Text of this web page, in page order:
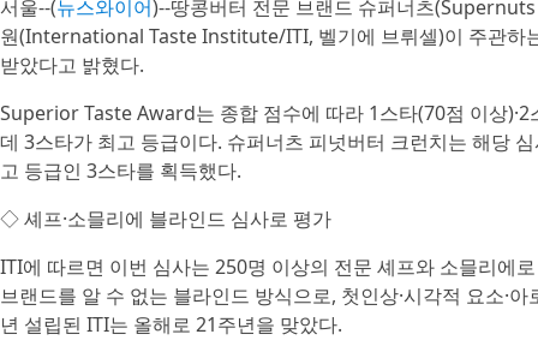
서울--(뉴스와이어)--땅콩버터 전문 브랜드 슈퍼너츠
원(International Taste Institute/ITI, 벨기에 브뤼셀)이 주관하
받았다고 밝혔다.
Superior Taste Award는 종합 점수에 따라 1스타(70점 이상
데 3스타가 최고 등급이다. 슈퍼너츠 피넛버터 크런치는 해당
고 등급인 3스타를 획득했다.
◇ 셰프·소믈리에 블라인드 심사로 평가
ITI에 따르면 이번 심사는 250명 이상의 전문 셰프와 소믈리에
브랜드를 알 수 없는 블라인드 방식으로, 첫인상·시각적 요소·
년 설립된 ITI는 올해로 21주년을 맞았다.